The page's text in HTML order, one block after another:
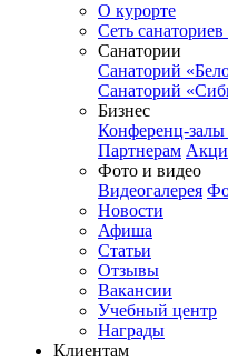
О курорте
Сеть
Санатории
Санаторий
Санаторий
Бизнес
Конференц-залы
Партнерам
Фото и видео
Видеогалерея
Новости
Афиша
Статьи
Отзывы
Вакансии
Учебный центр
Награды
Клиентам